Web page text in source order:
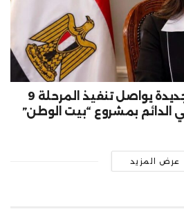
جهاز مدينة القاهرة الجديدة يواصل تنفيذ المرحلة 9
الدائم بمشروع “بيت الوطن”
عرض المزيد